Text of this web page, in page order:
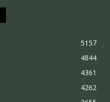
5157
4844
4361
4262